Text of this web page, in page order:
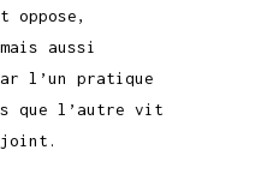
oppose,
aussi
l’un pratique
que l’autre vit